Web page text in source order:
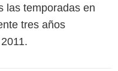
las temporadas en
tres años